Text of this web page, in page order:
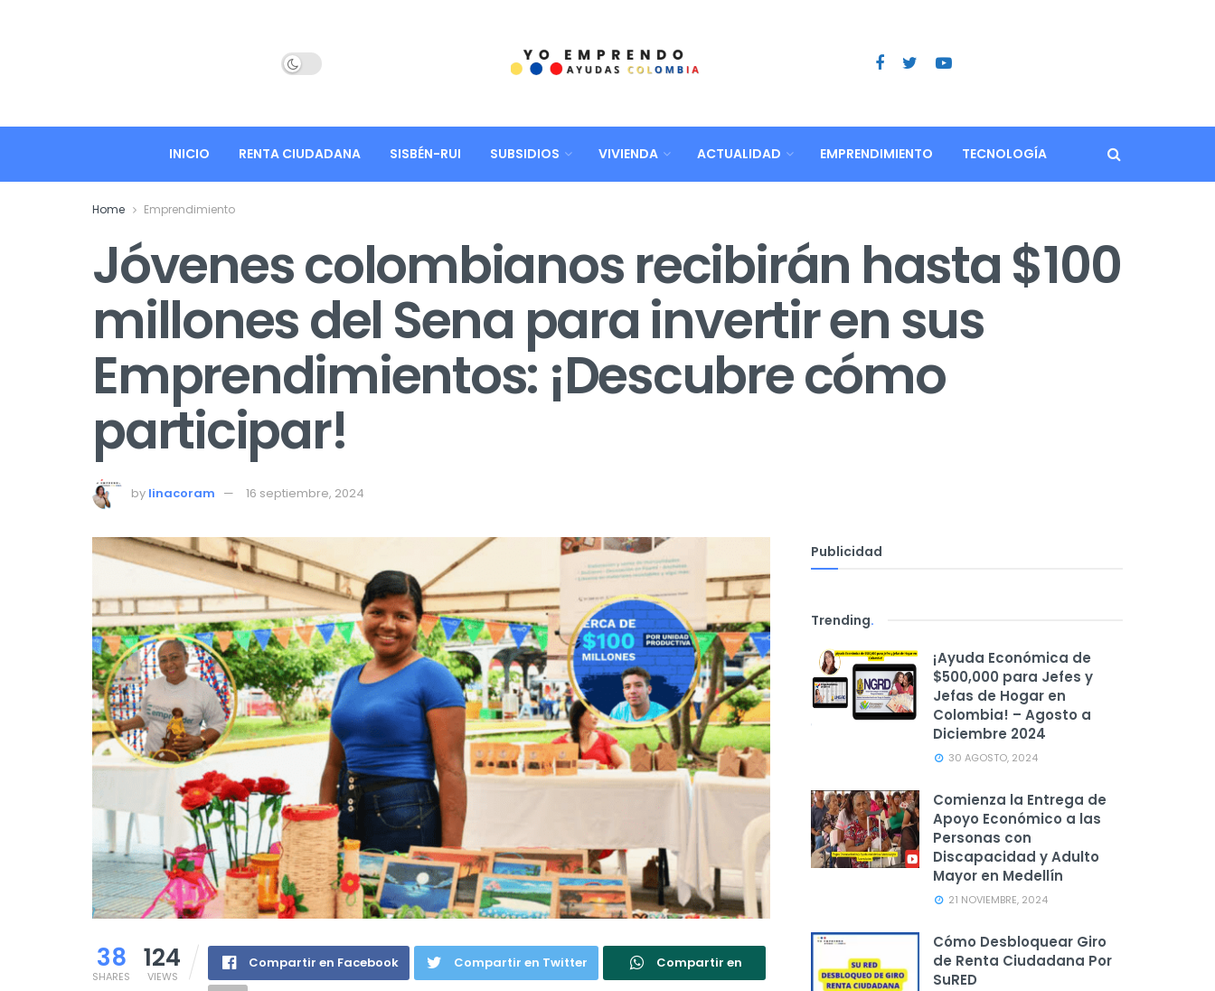
INICIO RENTA CIUDADANA SISBÉN-RUI SUBSIDIOS VIVIENDA ACTUALIDAD EMPRENDIMIENTO TECNOLOGÍA
Home Emprendimiento
Jóvenes colombianos recibirán hasta $100
millones del Sena para invertir en sus
Emprendimientos: ¡Descubre cómo
participar!
by linacoram 16 septiembre, 2024
38
SHARES
124
VIEWS
Compartir en Facebook Compartir en Twitter Compartir en
Publicidad
Trending.
¡Ayuda Económica de
$500,000 para Jefes y
Jefas de Hogar en
Colombia! – Agosto a
Diciembre 2024
30 AGOSTO, 2024
Comienza la Entrega de
Apoyo Económico a las
Personas con
Discapacidad y Adulto
Mayor en Medellín
21 NOVIEMBRE, 2024
Cómo Desbloquear Giro
de Renta Ciudadana Por
SuRED